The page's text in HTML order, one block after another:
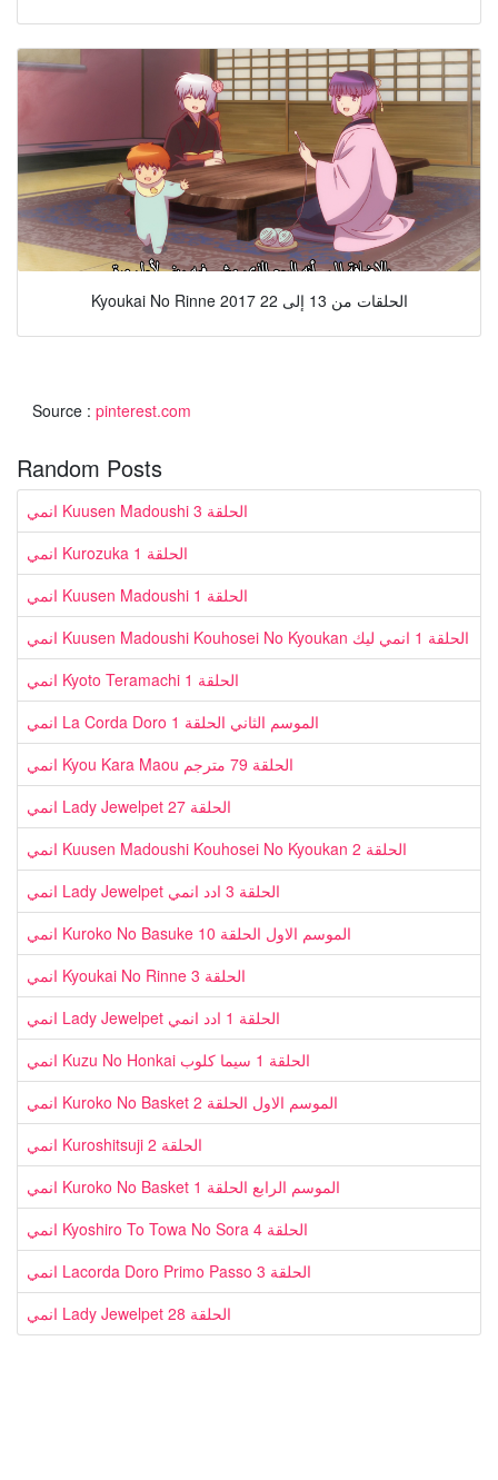
Kyoukai No Rinne 2017 الحلقات من 13 إلى 22
Source : pinterest.com
Random Posts
انمي Kuusen Madoushi الحلقة 3
انمي Kurozuka الحلقة 1
انمي Kuusen Madoushi الحلقة 1
انمي Kuusen Madoushi Kouhosei No Kyoukan الحلقة 1 انمي ليك
انمي Kyoto Teramachi الحلقة 1
انمي La Corda Doro الموسم الثاني الحلقة 1
انمي Kyou Kara Maou الحلقة 79 مترجم
انمي Lady Jewelpet الحلقة 27
انمي Kuusen Madoushi Kouhosei No Kyoukan الحلقة 2
انمي Lady Jewelpet الحلقة 3 ادد انمي
انمي Kuroko No Basuke الموسم الاول الحلقة 10
انمي Kyoukai No Rinne الحلقة 3
انمي Lady Jewelpet الحلقة 1 ادد انمي
انمي Kuzu No Honkai الحلقة 1 سيما كلوب
انمي Kuroko No Basket الموسم الاول الحلقة 2
انمي Kuroshitsuji الحلقة 2
انمي Kuroko No Basket الموسم الرابع الحلقة 1
انمي Kyoshiro To Towa No Sora الحلقة 4
انمي Lacorda Doro Primo Passo الحلقة 3
انمي Lady Jewelpet الحلقة 28